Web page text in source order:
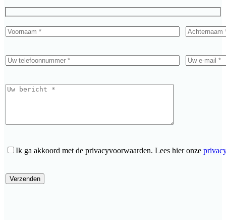
Ik ga akkoord met de privacyvoorwaarden. Lees hier onze